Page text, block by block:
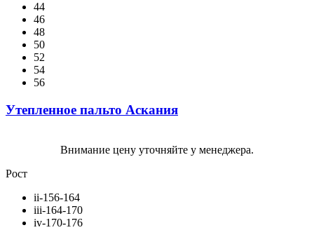
44
46
48
50
52
54
56
Утепленное пальто Аскания
Внимание цену уточняйте у менеджера.
Рост
ii-156-164
iii-164-170
iv-170-176